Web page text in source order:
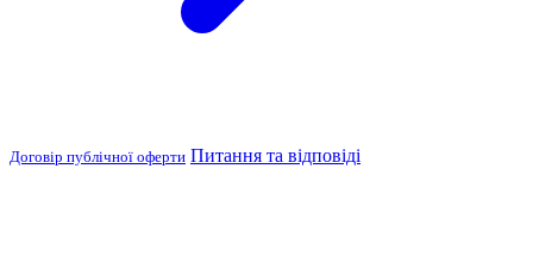
Договір публічної оферти Питання та відповіді